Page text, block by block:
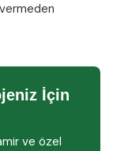
İçin
ve özel